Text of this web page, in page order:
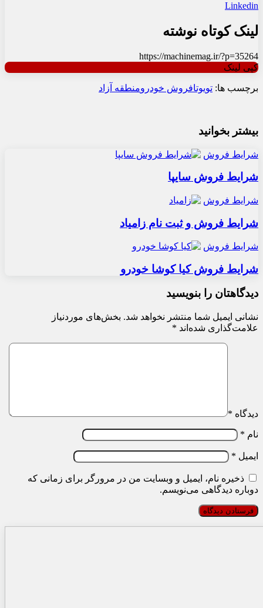
Linkedin
لینک کوتاه نوشته
https://machinemag.ir/?p=35264
کپی لینک
برچسب ها: تویوتافروش خودرومنطقه آزاد
بیشتر بخوانید
شرایط فروش
شرایط فروش سایپا
شرایط فروش
شرایط فروش و ثبت نام زامیاد
شرایط فروش
شرایط فروش کیا کوشا خودرو
دیدگاهتان را بنویسید
نشانی ایمیل شما منتشر نخواهد شد. بخش‌های موردنیاز
علامت‌گذاری شده‌اند *
دیدگاه *
نام *
ایمیل *
ذخیره نام، ایمیل و وبسایت من در مرورگر برای زمانی که
دوباره دیدگاهی می‌نویسم.